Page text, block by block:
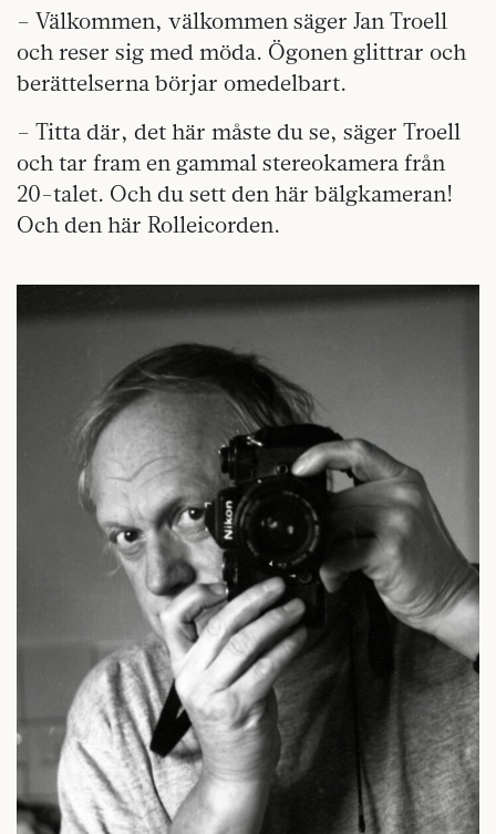
– Välkommen, välkommen säger Jan Troell
och reser sig med möda. Ögonen glittrar och
berättelserna börjar omedelbart.
– Titta där, det här måste du se, säger Troell
och tar fram en gammal stereokamera från
20-talet. Och du sett den här bälgkameran!
Och den här Rolleicorden.